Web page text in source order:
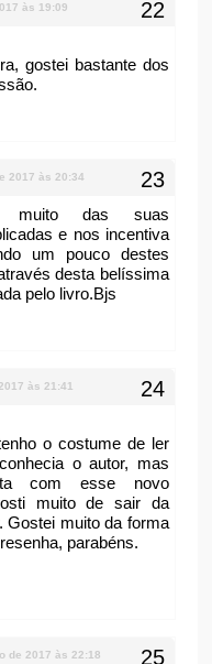
às 19:09
gostei bastante dos
2017 às 20:34
muito das suas
e nos incentiva
um pouco destes
desta belíssima
pelo livro.Bjs
às 21:41
o costume de ler
o autor, mas
com esse novo
muito de sair da
Gostei muito da forma
parabéns.
de 2017 às 22:18